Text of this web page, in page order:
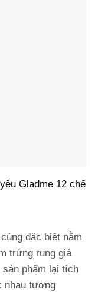
Gladme 12 chế
đặc biệt nằm
trứng rung giá
phẩm lại tích
nhau tương